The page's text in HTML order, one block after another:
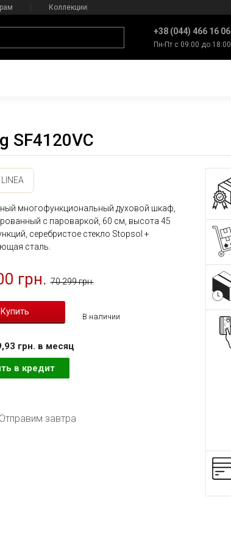
Коллекции
+38 (044) 466 16 06
Пн-Пт с 09:00 до 18:00
SF4120VC
многофункциональный духовой шкаф,
с пароваркой, 60 см, высота 45
серебристое стекло Stopsol +
сталь.
грн. 70 299 грн.
В наличии
грн. в месяц
в кредит
Отправим завтра